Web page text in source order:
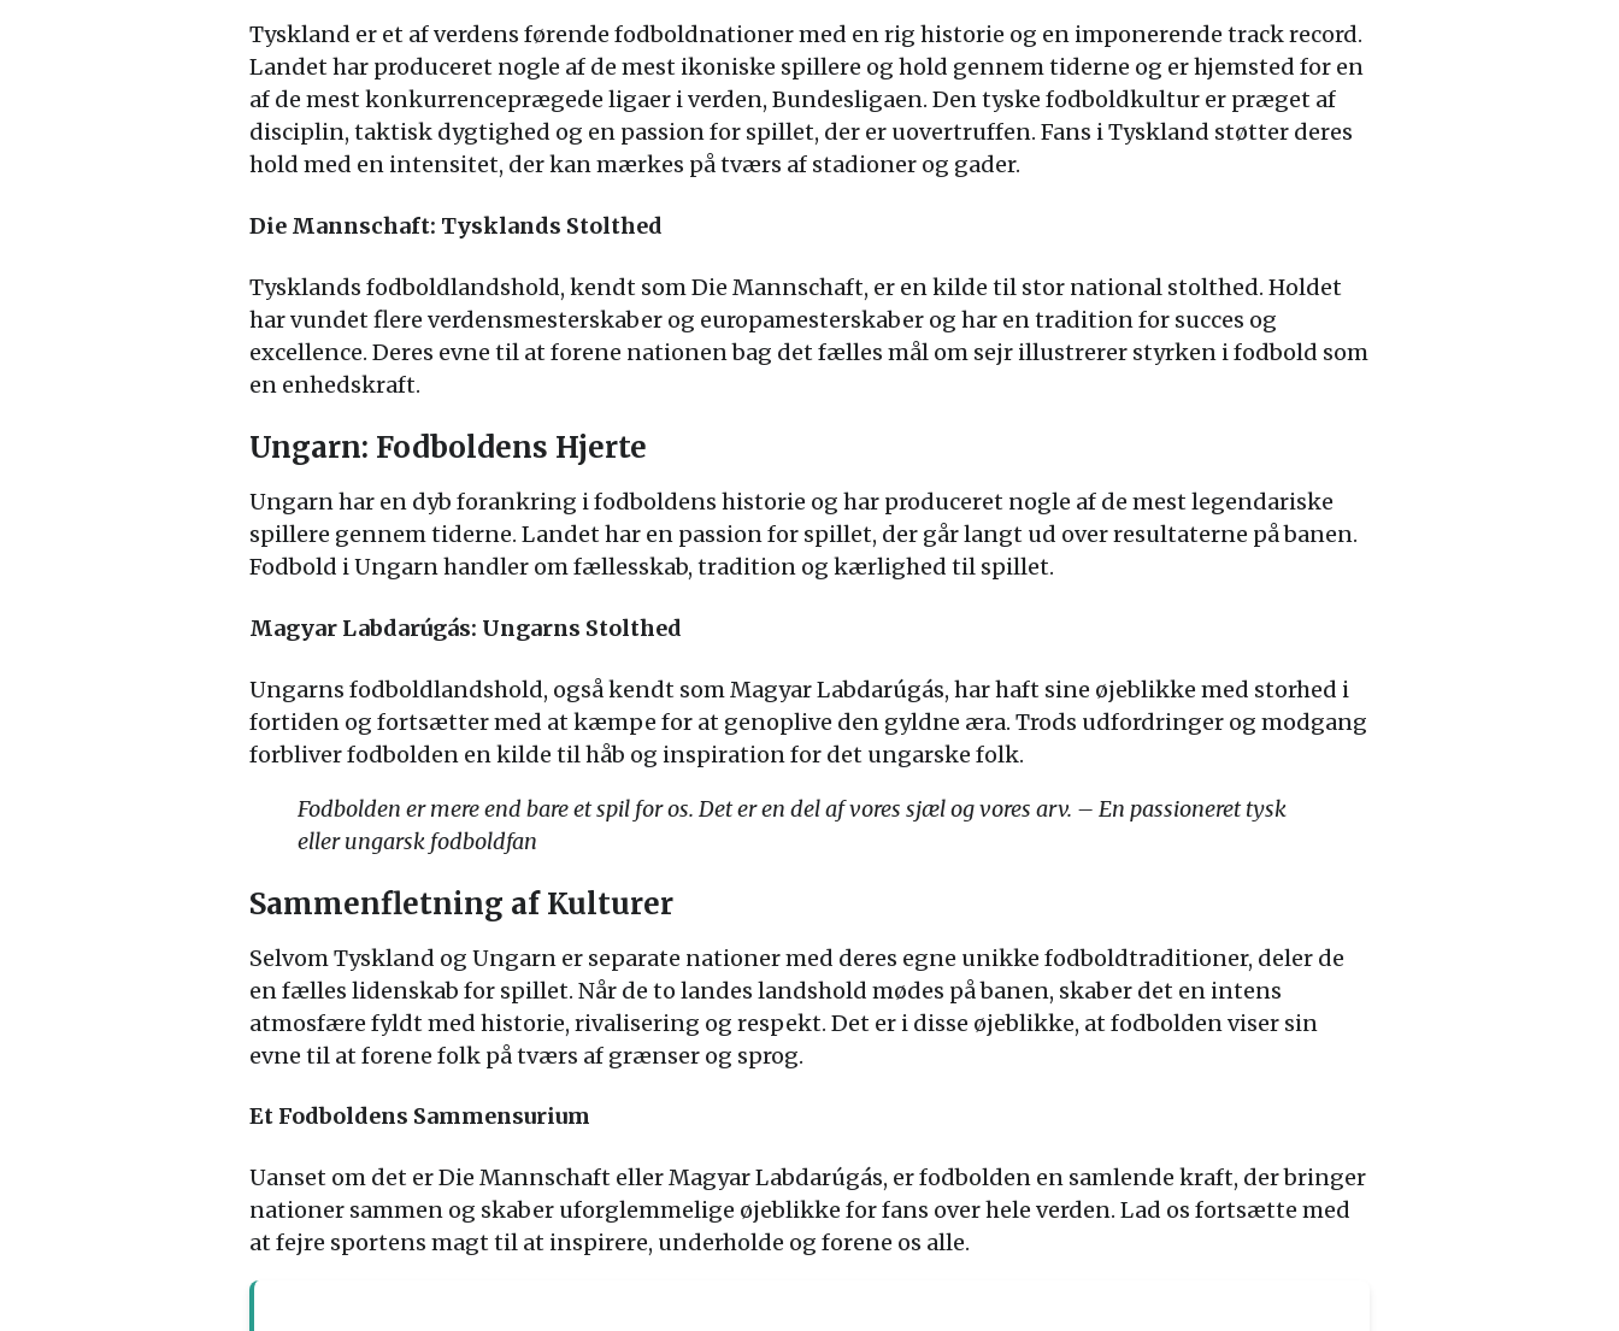
Tyskland er et af verdens førende fodboldnationer med en rig historie og en imponerende track record.
Landet har produceret nogle af de mest ikoniske spillere og hold gennem tiderne og er hjemsted for en
af de mest konkurrenceprægede ligaer i verden, Bundesligaen. Den tyske fodboldkultur er præget af
disciplin, taktisk dygtighed og en passion for spillet, der er uovertruffen. Fans i Tyskland støtter deres
hold med en intensitet, der kan mærkes på tværs af stadioner og gader.
Die Mannschaft: Tysklands Stolthed
Tysklands fodboldlandshold, kendt som Die Mannschaft, er en kilde til stor national stolthed. Holdet
har vundet flere verdensmesterskaber og europamesterskaber og har en tradition for succes og
excellence. Deres evne til at forene nationen bag det fælles mål om sejr illustrerer styrken i fodbold som
en enhedskraft.
Ungarn: Fodboldens Hjerte
Ungarn har en dyb forankring i fodboldens historie og har produceret nogle af de mest legendariske
spillere gennem tiderne. Landet har en passion for spillet, der går langt ud over resultaterne på banen.
Fodbold i Ungarn handler om fællesskab, tradition og kærlighed til spillet.
Magyar Labdarúgás: Ungarns Stolthed
Ungarns fodboldlandshold, også kendt som Magyar Labdarúgás, har haft sine øjeblikke med storhed i
fortiden og fortsætter med at kæmpe for at genoplive den gyldne æra. Trods udfordringer og modgang
forbliver fodbolden en kilde til håb og inspiration for det ungarske folk.
Fodbolden er mere end bare et spil for os. Det er en del af vores sjæl og vores arv. – En passioneret tysk
eller ungarsk fodboldfan
Sammenfletning af Kulturer
Selvom Tyskland og Ungarn er separate nationer med deres egne unikke fodboldtraditioner, deler de
en fælles lidenskab for spillet. Når de to landes landshold mødes på banen, skaber det en intens
atmosfære fyldt med historie, rivalisering og respekt. Det er i disse øjeblikke, at fodbolden viser sin
evne til at forene folk på tværs af grænser og sprog.
Et Fodboldens Sammensurium
Uanset om det er Die Mannschaft eller Magyar Labdarúgás, er fodbolden en samlende kraft, der bringer
nationer sammen og skaber uforglemmelige øjeblikke for fans over hele verden. Lad os fortsætte med
at fejre sportens magt til at inspirere, underholde og forene os alle.